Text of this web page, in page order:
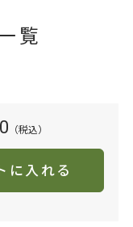
覧
に入れる